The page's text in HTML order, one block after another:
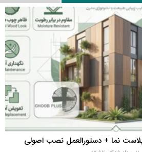
نما + دستورالعمل نصب اصولی